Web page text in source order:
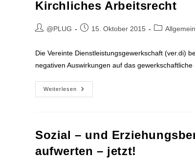
Kirchliches Arbeitsrecht
Beitrags-
@PLUG
Beitrag15. Oktober 2015
Beitrags-
Allgemein
Die Vereinte Dienstleistungsgewerkschaft (ver.di)
negativen Auswirkungen auf das
Weiterlesen
Kirchliches
Arbeitsrecht
Sozial – und
aufwerten – jetzt!